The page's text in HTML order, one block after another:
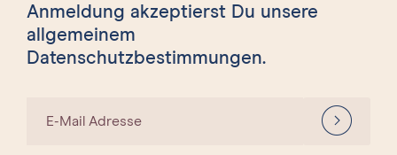
Anmeldung akzeptierst Du unsere
allgemeinem
Datenschutzbestimmungen.